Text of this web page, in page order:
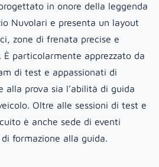
in onore della leggenda
Nuvolari e presenta un layout
zone di frenata precise e
particolarmente apprezzato da
di test e appassionati di
prova sia l’abilità di guida
Oltre alle sessioni di test e
è anche sede di eventi
formazione alla guida.